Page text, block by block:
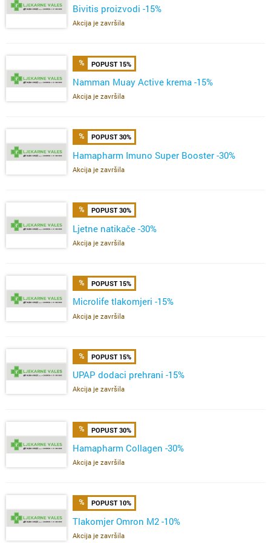
Bivitis proizvodi -15%
Akcija je završila
POPUST 15%
Namman Muay Active krema -15%
Akcija je završila
POPUST 30%
Hamapharm Imuno Super Booster -30%
Akcija je završila
POPUST 30%
Ljetne natikače -30%
Akcija je završila
POPUST 15%
Microlife tlakomjeri -15%
Akcija je završila
POPUST 15%
UPAP dodaci prehrani -15%
Akcija je završila
POPUST 30%
Hamapharm Collagen -30%
Akcija je završila
POPUST 10%
Tlakomjer Omron M2 -10%
Akcija je završila